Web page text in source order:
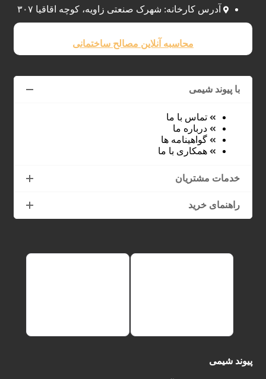
آدرس کارخانه: شهرک صنعتی زاویه، کوچه اقاقیا ۳۰۷
محاسبه آنلاین مصالح ساختمانی
با پیوند شیمی
تماس با ما
درباره ما
گواهینامه ها
همکاری با ما
خدمات مشتریان
راهنمای خرید
پیوند شیمی